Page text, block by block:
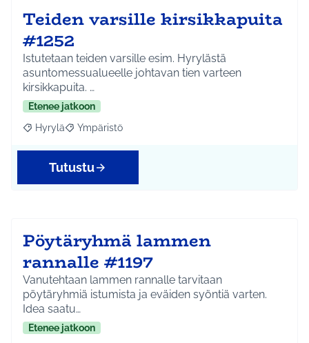
Teiden varsille kirsikkapuita
#1252
Istutetaan teiden varsille esim. Hyrylästä
asuntomessualueelle johtavan tien varteen
kirsikkapuita. …
Etenee jatkoon
Rajaa tulokset aihepiirin mukaan: Hyrylä
Hyrylä Rajaa tulokset teeman mukaan: Ympäristö
Ympäristö
Tutustu
Pöytäryhmä lammen
rannalle #1197
Vanutehtaan lammen rannalle tarvitaan
pöytäryhmiä istumista ja eväiden syöntiä varten.
Idea saatu…
Etenee jatkoon